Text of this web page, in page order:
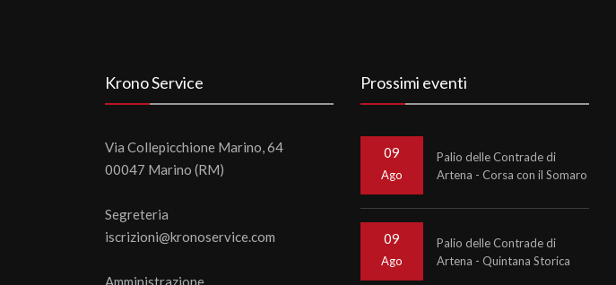
Krono Service
Via Collepicchione Marino, 64
00047 Marino (RM)
Segreteria
iscrizioni@kronoservice.com
Amministrazione
Prossimi eventi
09
Ago
Palio delle Contrade di
Artena - Corsa con il Somaro
09
Ago
Palio delle Contrade di
Artena - Quintana Storica